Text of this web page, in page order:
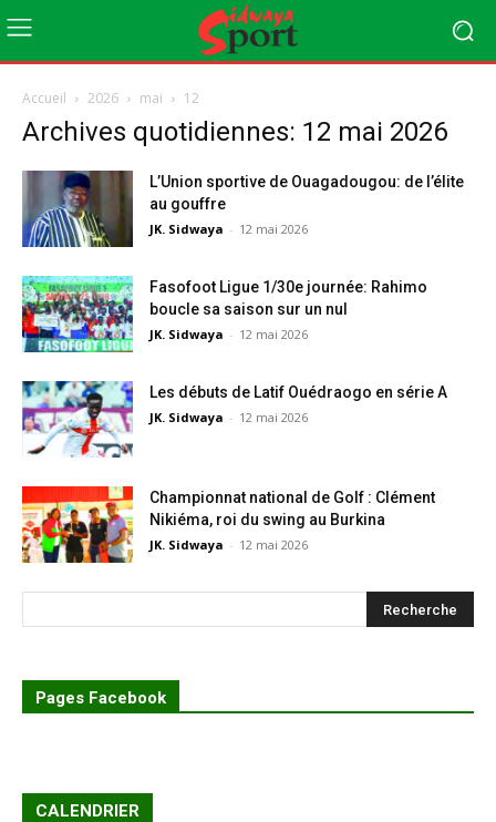
Accueil 2026 mai 12
Archives quotidiennes: 12 mai 2026
L’Union sportive de Ouagadougou: de l’élite
au gouffre
JK. Sidwaya - 12 mai 2026
Fasofoot Ligue 1/30e journée: Rahimo
boucle sa saison sur un nul
JK. Sidwaya - 12 mai 2026
Les débuts de Latif Ouédraogo en série A
JK. Sidwaya - 12 mai 2026
Championnat national de Golf : Clément
Nikiéma, roi du swing au Burkina
JK. Sidwaya - 12 mai 2026
Pages Facebook
CALENDRIER